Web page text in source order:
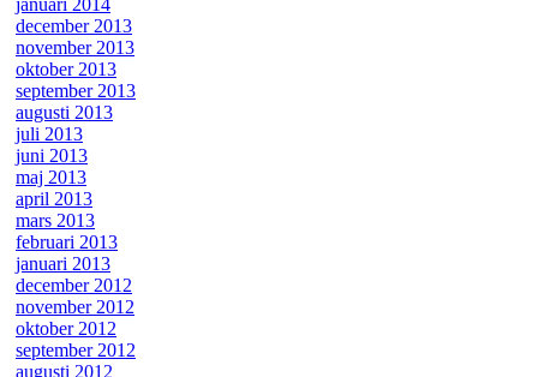
december 2013
november 2013
oktober 2013
september 2013
augusti 2013
juli 2013
juni 2013
maj 2013
april 2013
mars 2013
februari 2013
januari 2013
december 2012
november 2012
oktober 2012
september 2012
augusti 2012